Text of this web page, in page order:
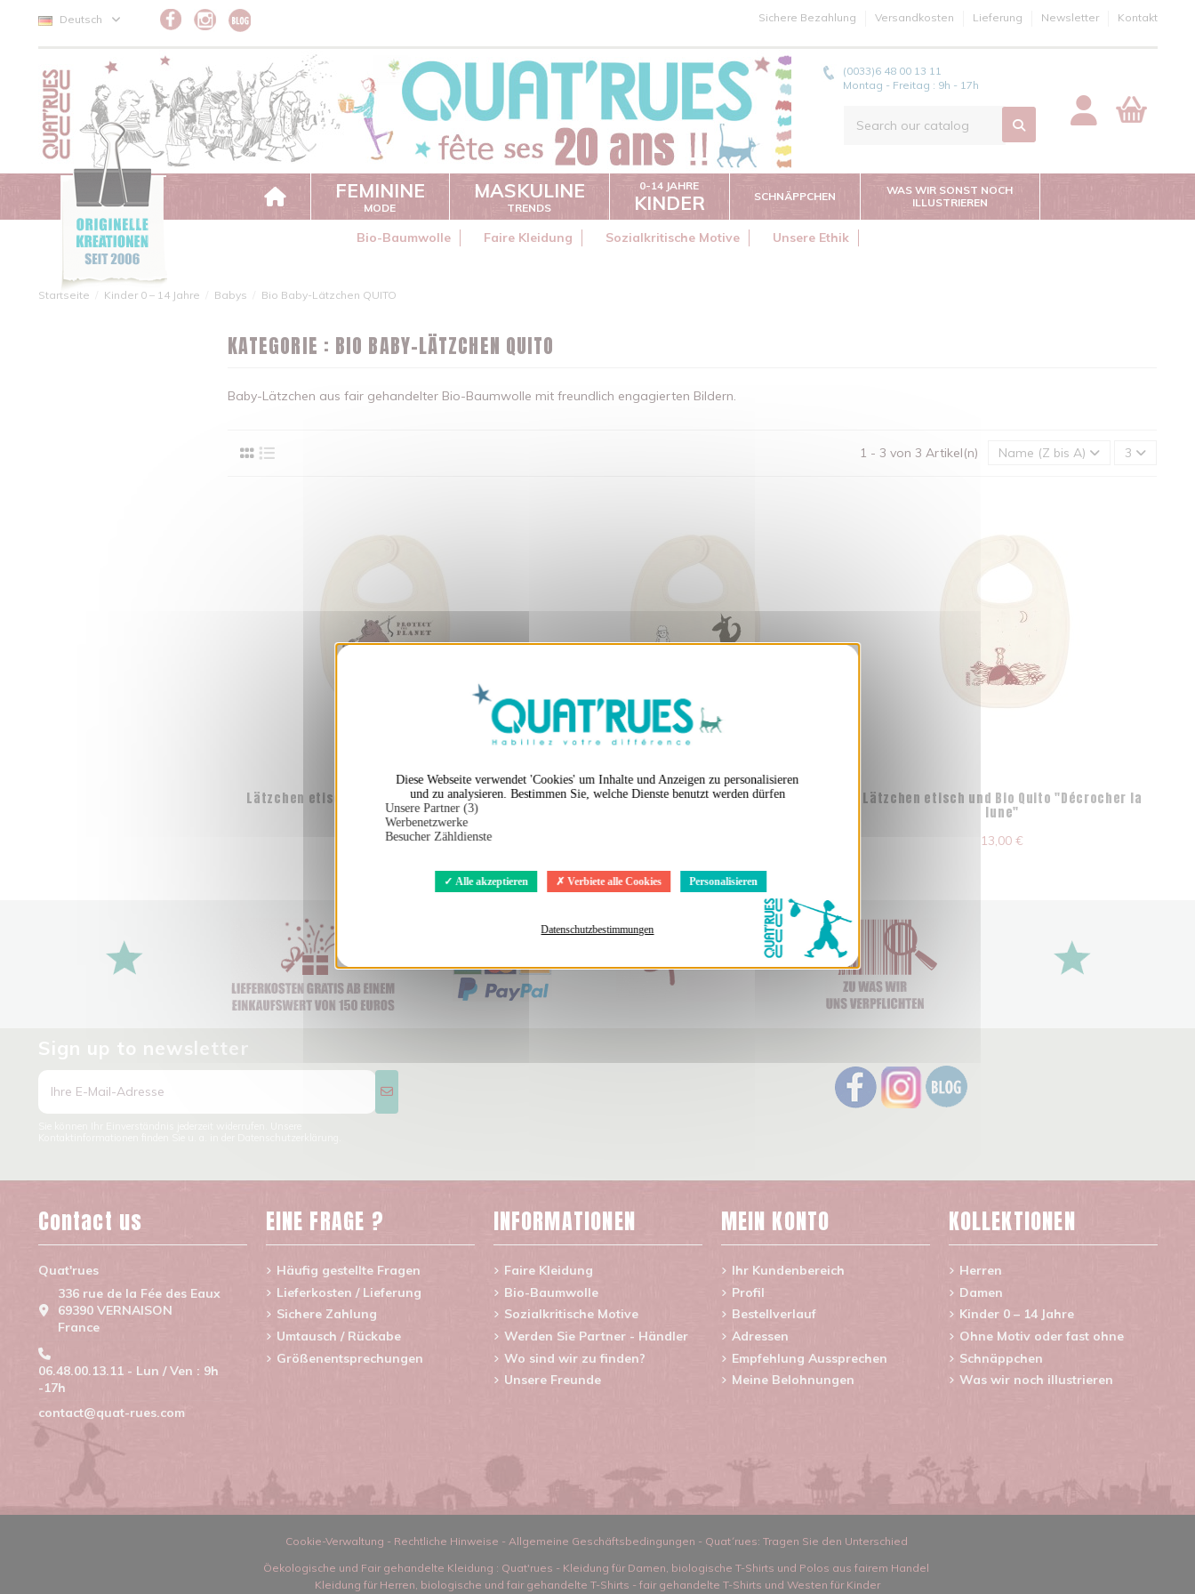
Diese Webseite verwendet 'Cookies' um Inhalte und Anzeigen zu personalisieren
und zu analysieren. Bestimmen Sie, welche Dienste benutzt werden dürfen
Unsere Partner (3)
Werbenetzwerke
Besucher Zähldienste
Alle akzeptieren Verbiete alle Cookies Personalisieren
Datenschutzbestimmungen
Deutsch Sichere Bezahlung Versandkosten Lieferung Newsletter Kontakt
(0033)6 48 00 13 11
Montag - Freitag : 9h - 17h
FEMININE
MODE
MASKULINE
TRENDS
0-14 JAHRE
KINDER SCHNÄPPCHEN
WAS WIR SONST NOCH
ILLUSTRIEREN
Bio-Baumwolle Faire Kleidung Sozialkritische Motive Unsere Ethik
Startseite Kinder 0 – 14 Jahre Babys Bio Baby-Lätzchen QUITO
KATEGORIE : BIO BABY-LÄTZCHEN QUITO
Baby-Lätzchen aus fair gehandelter Bio-Baumwolle mit freundlich engagierten Bildern.
1 - 3 von 3 Artikel(n) Name (Z bis A) 3
Lätzchen etisch und Bio Quito "Protect the
planet"
13,00 €
Lätzchen etisch und Bio Quito "Jeux, tu, ils" Lätzchen etisch und Bio Quito "Décrocher la
lune"
13,00 €
Sign up to newsletter
Contact us
Quat'rues
336 rue de la Fée des Eaux
69390 VERNAISON
France
06.48.00.13.11 - Lun / Ven : 9h
-17h
contact@quat-rues.com
EINE FRAGE ?
Häufig gestellte Fragen
Lieferkosten / Lieferung
Sichere Zahlung
Umtausch / Rückabe
Größenentsprechungen
INFORMATIONEN
Faire Kleidung
Bio-Baumwolle
Sozialkritische Motive
Werden Sie Partner - Händler
Wo sind wir zu finden?
Unsere Freunde
MEIN KONTO
Ihr Kundenbereich
Profil
Bestellverlauf
Adressen
Empfehlung Aussprechen
Meine Belohnungen
KOLLEKTIONEN
Herren
Damen
Kinder 0 – 14 Jahre
Ohne Motiv oder fast ohne
Schnäppchen
Was wir noch illustrieren
Cookie-Verwaltung - Rechtliche Hinweise - Allgemeine Geschäftsbedingungen - Quat´rues: Tragen Sie den Unterschied
Öekologische und Fair gehandelte Kleidung : Quat'rues - Kleidung für Damen, biologische T-Shirts und Polos aus fairem Handel
Kleidung für Herren, biologische und fair gehandelte T-Shirts - fair gehandelte T-Shirts und Westen für Kinder